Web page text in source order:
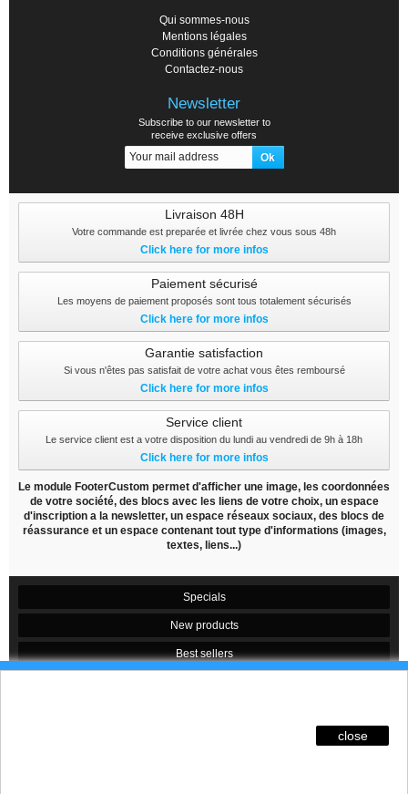
Qui sommes-nous
Mentions légales
Conditions générales
Contactez-nous
Newsletter
Subscribe to our newsletter to
receive exclusive offers
Livraison 48H
Votre commande est preparée et livrée chez vous sous 48h
Click here for more infos
Paiement sécurisé
Les moyens de paiement proposés sont tous totalement sécurisés
Click here for more infos
Garantie satisfaction
Si vous n'êtes pas satisfait de votre achat vous êtes remboursé
Click here for more infos
Service client
Le service client est a votre disposition du lundi au vendredi de 9h à 18h
Click here for more infos
Le module FooterCustom permet d'afficher une image, les coordonnées
de votre société, des blocs avec les liens de votre choix, un espace
d'inscription a la newsletter, un espace réseaux sociaux, des blocs de
réassurance et un espace contenant tout type d'informations (images,
textes, liens...)
Specials
New products
Best sellers
close